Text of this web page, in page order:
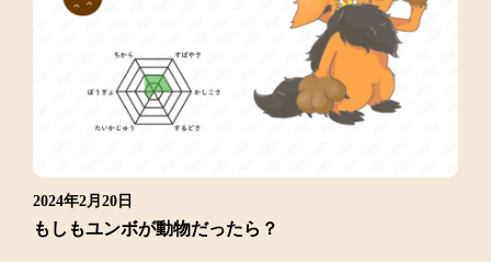
2024年2月20日
もしもユンボが動物だったら？